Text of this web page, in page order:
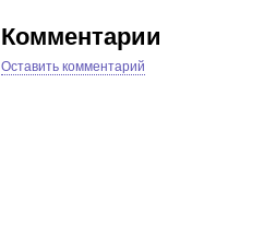
Комментарии
Оставить комментарий